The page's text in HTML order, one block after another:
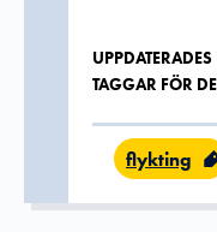
UPPDATERADES
TAGGAR FÖR
flykting